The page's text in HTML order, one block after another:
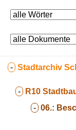
- Stadtarchiv
- R10
- 06.: